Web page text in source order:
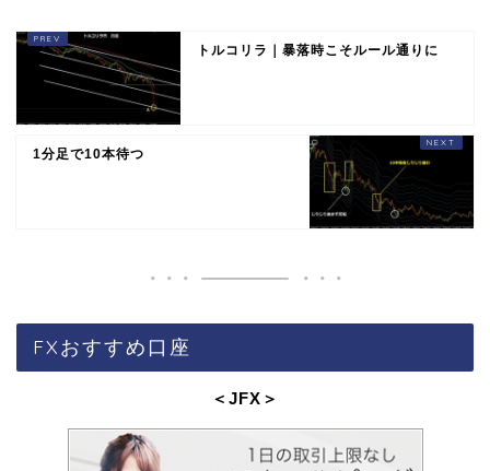
トルコリラ｜暴落時こそルール通りに
1分足で10本待つ
FXおすすめ口座
＜JFX ＞